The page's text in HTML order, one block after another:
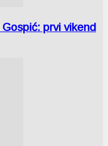
prvi vikend